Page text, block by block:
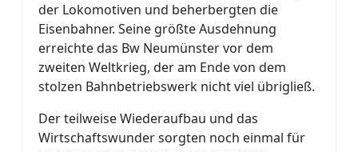
der Lokomotiven und beherbergten die
Eisenbahner. Seine größte Ausdehnung
erreichte das Bw Neumünster vor dem
zweiten Weltkrieg, der am Ende von dem
stolzen Bahnbetriebswerk nicht viel übrigließ.
Der teilweise Wiederaufbau und das
Wirtschaftswunder sorgten noch einmal für